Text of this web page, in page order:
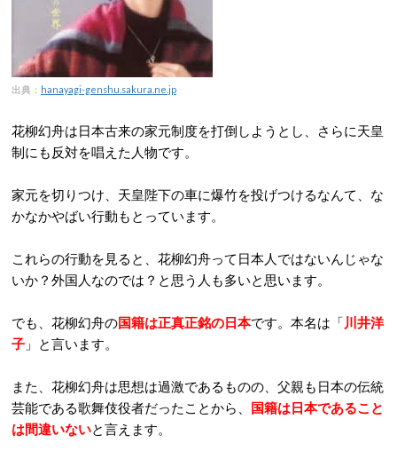
出典： hanayagi-genshu.sakura.ne.jp
花柳幻舟は日本古来の家元制度を打倒しようとし、さらに天皇
制にも反対を唱えた人物です。
家元を切りつけ、天皇陛下の車に爆竹を投げつけるなんて、な
かなかやばい行動もとっています。
これらの行動を見ると、花柳幻舟って日本人ではないんじゃな
いか？外国人なのでは？と思う人も多いと思います。
でも、花柳幻舟の国籍は正真正銘の日本です。本名は「 川井洋
子 」と言います。
また、花柳幻舟は思想は過激であるものの、父親も日本の伝統
芸能である歌舞伎役者だったことから、 国籍は日本であること
は間違いないと言えます。